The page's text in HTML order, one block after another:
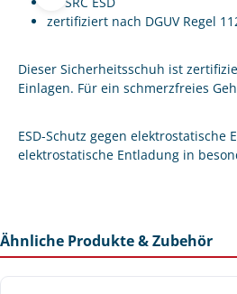
zertifiziert nach DGUV Regel
Dieser Sicherheitsschuh ist
Einlagen. Für ein schmerzfreies
ESD-Schutz gegen
elektrostatische Entladung in
Ähnliche Produkte & Zubehör
Produktgalerie überspringen